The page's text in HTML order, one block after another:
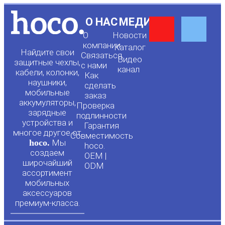
Найдите свои
защитные чехлы,
кабели, колонки,
наушники,
мобильные
аккумуляторы,
зарядные
устройства и
многое другое от
hoco. Мы
создаем
широчайший
ассортимент
мобильных
аксессуаров
премиум-класса.
О НАС
О
компании
Связаться
с нами
Как
сделать
заказ
Проверка
подлинности
Гарантия
Совместимость
hoco.
OEM |
ODM
МЕДИА
Новости
Каталог
Видео
канал